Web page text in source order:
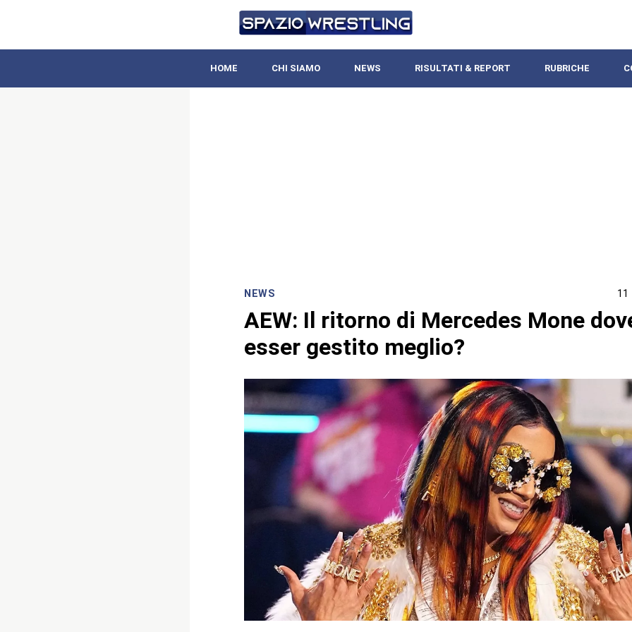
HOME CHI SIAMO NEWS RISULTATI & REPORT RUBRICHE
NEWS 11
AEW: Il ritorno di Mercedes Mone
esser gestito meglio?